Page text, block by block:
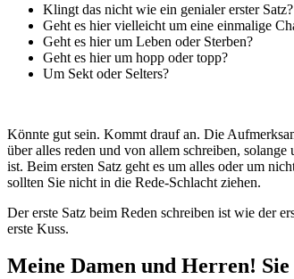
Klingt das nicht wie ein genialer erster Satz?
Geht es hier vielleicht um eine einmalige
Geht es hier um Leben oder Sterben?
Geht es hier um hopp oder topp?
Um Sekt oder Selters?
Könnte gut sein. Kommt drauf an. Die
über alles reden und von allem schreiben,
ist. Beim ersten Satz geht es um alles oder um
sollten Sie nicht in die Rede-Schlacht ziehen.
Der erste Satz beim Reden schreiben ist wie der
erste Kuss.
Meine Damen und Herren!